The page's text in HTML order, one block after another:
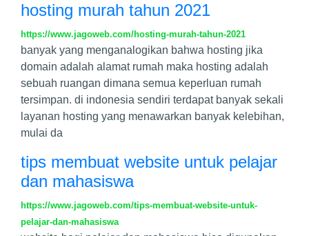
hosting murah tahun 2021
https://www.jagoweb.com/hosting-murah-tahun-2021
banyak yang menganalogikan bahwa hosting jika
domain adalah alamat rumah maka hosting adalah
sebuah ruangan dimana semua keperluan rumah
tersimpan. di indonesia sendiri terdapat banyak sekali
layanan hosting yang menawarkan banyak kelebihan,
mulai da
tips membuat website untuk pelajar
dan mahasiswa
https://www.jagoweb.com/tips-membuat-website-untuk-
pelajar-dan-mahasiswa